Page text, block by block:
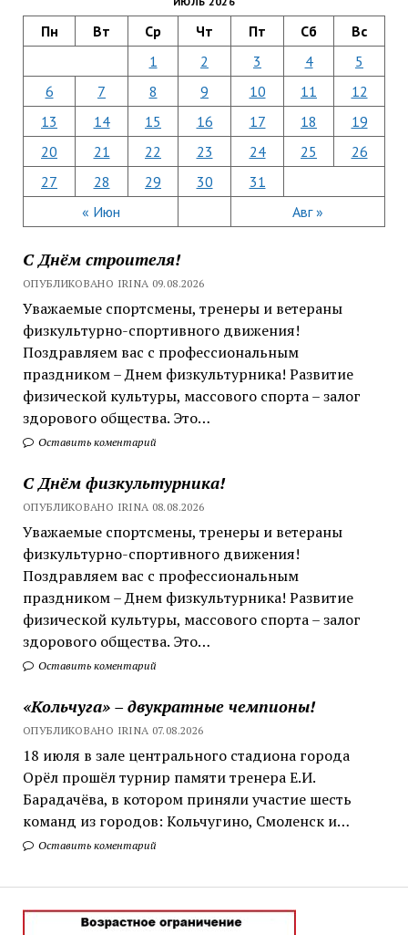
Пн Вт Ср Чт Пт Сб Вс
« Июн Авг »
1 2 3 4
5
6
7 8 9 10 11
12
13
14 15 16 17 18
19
20
21 22 23 24 25
26
27
28 29 30 31
С Днём строителя!
ОПУБЛИКОВАНО IRINA 09.08.2026
Уважаемые спортсмены, тренеры и ветераны
физкультурно-спортивного движения!
Поздравляем вас с профессиональным
праздником – Днем физкультурника! Развитие
физической культуры, массового спорта – залог
здорового общества. Это…
Оставить коментарий
С Днём физкультурника!
ОПУБЛИКОВАНО IRINA 08.08.2026
Уважаемые спортсмены, тренеры и ветераны
физкультурно-спортивного движения!
Поздравляем вас с профессиональным
праздником – Днем физкультурника! Развитие
физической культуры, массового спорта – залог
здорового общества. Это…
Оставить коментарий
«Кольчуга» – двукратные чемпионы!
ОПУБЛИКОВАНО IRINA 07.08.2026
18 июля в зале центрального стадиона города
Орёл прошёл турнир памяти тренера Е.И.
Барадачёва, в котором приняли участие шесть
команд из городов: Кольчугино, Смоленск и…
Оставить коментарий